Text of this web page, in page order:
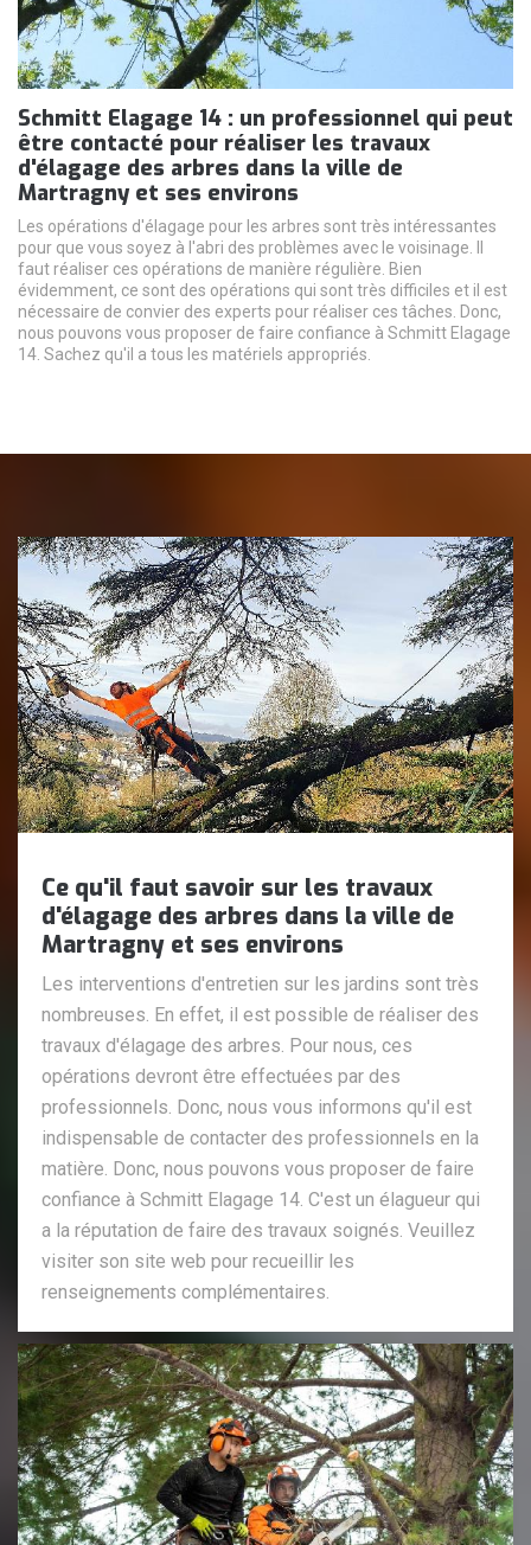
Schmitt Elagage 14 : un professionnel qui peut
être contacté pour réaliser les travaux
d'élagage des arbres dans la ville de
Martragny et ses environs
Les opérations d'élagage pour les arbres sont très intéressantes
pour que vous soyez à l'abri des problèmes avec le voisinage. Il
faut réaliser ces opérations de manière régulière. Bien
évidemment, ce sont des opérations qui sont très difficiles et il est
nécessaire de convier des experts pour réaliser ces tâches. Donc,
nous pouvons vous proposer de faire confiance à Schmitt Elagage
14. Sachez qu'il a tous les matériels appropriés.
Ce qu'il faut savoir sur les travaux
d'élagage des arbres dans la ville de
Martragny et ses environs
Les interventions d'entretien sur les jardins sont très
nombreuses. En effet, il est possible de réaliser des
travaux d'élagage des arbres. Pour nous, ces
opérations devront être effectuées par des
professionnels. Donc, nous vous informons qu'il est
indispensable de contacter des professionnels en la
matière. Donc, nous pouvons vous proposer de faire
confiance à Schmitt Elagage 14. C'est un élagueur qui
a la réputation de faire des travaux soignés. Veuillez
visiter son site web pour recueillir les
renseignements complémentaires.